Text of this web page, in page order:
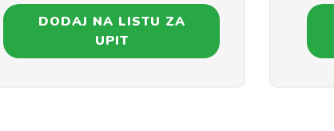
DODAJ NA LISTU ZA
UPIT